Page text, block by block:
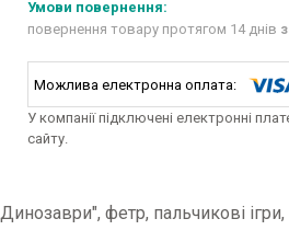
повернення товару протягом 14 днів
У компанії підключені електронні
сайту.
фетр, пальчикові